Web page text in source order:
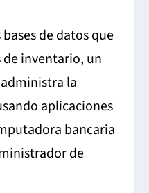
de datos que
inventario, un
la
aplicaciones
bancaria
de